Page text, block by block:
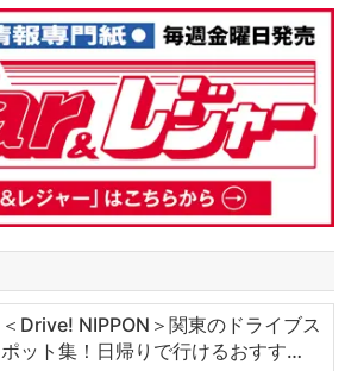
＜Drive! NIPPON＞関東のドライブス
ポット集！日帰りで行けるおすす…